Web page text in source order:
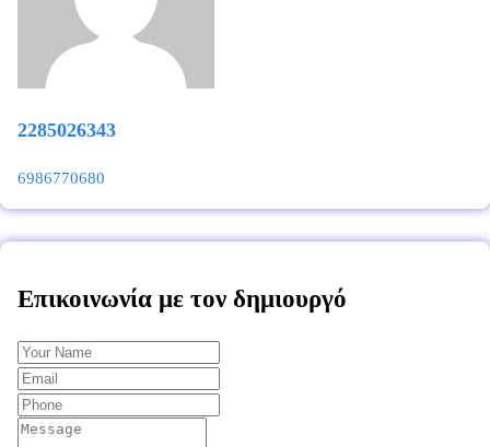
2285026343
6986770680
Επικοινωνία με τον δημιουργό